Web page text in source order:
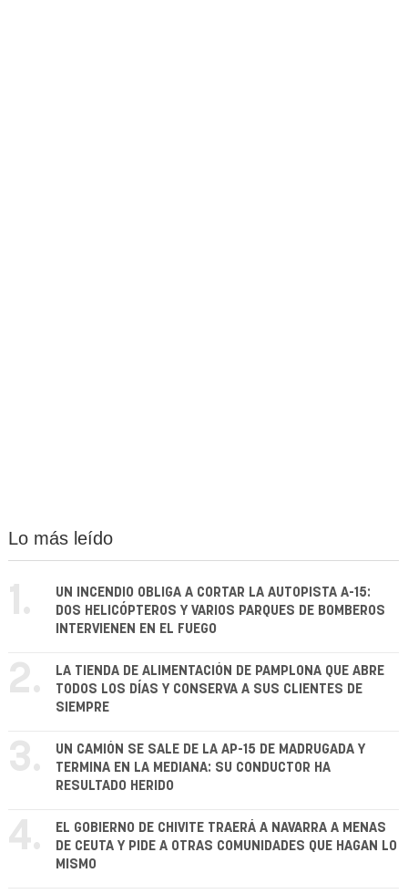
Lo más leído
1.
UN INCENDIO OBLIGA A CORTAR LA AUTOPISTA A-15:
DOS HELICÓPTEROS Y VARIOS PARQUES DE BOMBEROS
INTERVIENEN EN EL FUEGO
2.
LA TIENDA DE ALIMENTACIÓN DE PAMPLONA QUE ABRE
TODOS LOS DÍAS Y CONSERVA A SUS CLIENTES DE
SIEMPRE
3.
UN CAMIÓN SE SALE DE LA AP-15 DE MADRUGADA Y
TERMINA EN LA MEDIANA: SU CONDUCTOR HA
RESULTADO HERIDO
4.
EL GOBIERNO DE CHIVITE TRAERÁ A NAVARRA A MENAS
DE CEUTA Y PIDE A OTRAS COMUNIDADES QUE HAGAN LO
MISMO